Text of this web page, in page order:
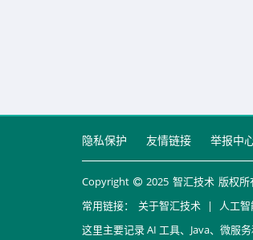
隐私保护 友情链接 举报中
Copyright 2025 智汇技术 版权所
常用链接：
关于智汇技术 | 人工
这里主要记录 AI 工具、Java、微服